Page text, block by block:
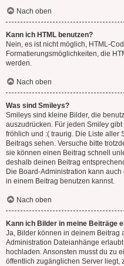
Nach oben
Kann ich HTML benutzen?
Nein, es ist nicht möglich, HTML-
Formatierungsmöglichkeiten, die
werden.
Nach oben
Was sind Smileys?
Smileys sind kleine Bilder, die
auszudrücken. Für jeden Smiley
fröhlich und :( traurig. Die Liste aller
Beitrags sehen. Versuche bitte
sie können einen Beitrag schnell
deshalb deinen Beitrag
Die Board-Administration kann
in einem Beitrag benutzen kannst.
Nach oben
Kann ich Bilder in meine Beiträge
Ja, Bilder können in deinem Beitrag
Administration Dateianhänge
hochladen. Ansonsten musst du zu
öffentlich zugänglichen Server liegt,